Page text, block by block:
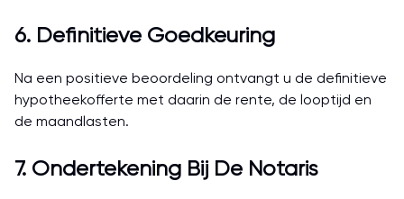
6. Definitieve Goedkeuring
Na een positieve beoordeling ontvangt u de definitieve
hypotheekofferte met daarin de rente, de looptijd en
de maandlasten.
7. Ondertekening Bij De Notaris